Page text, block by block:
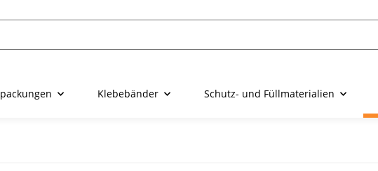
Klebebänder Schutz- und Füllmaterialien